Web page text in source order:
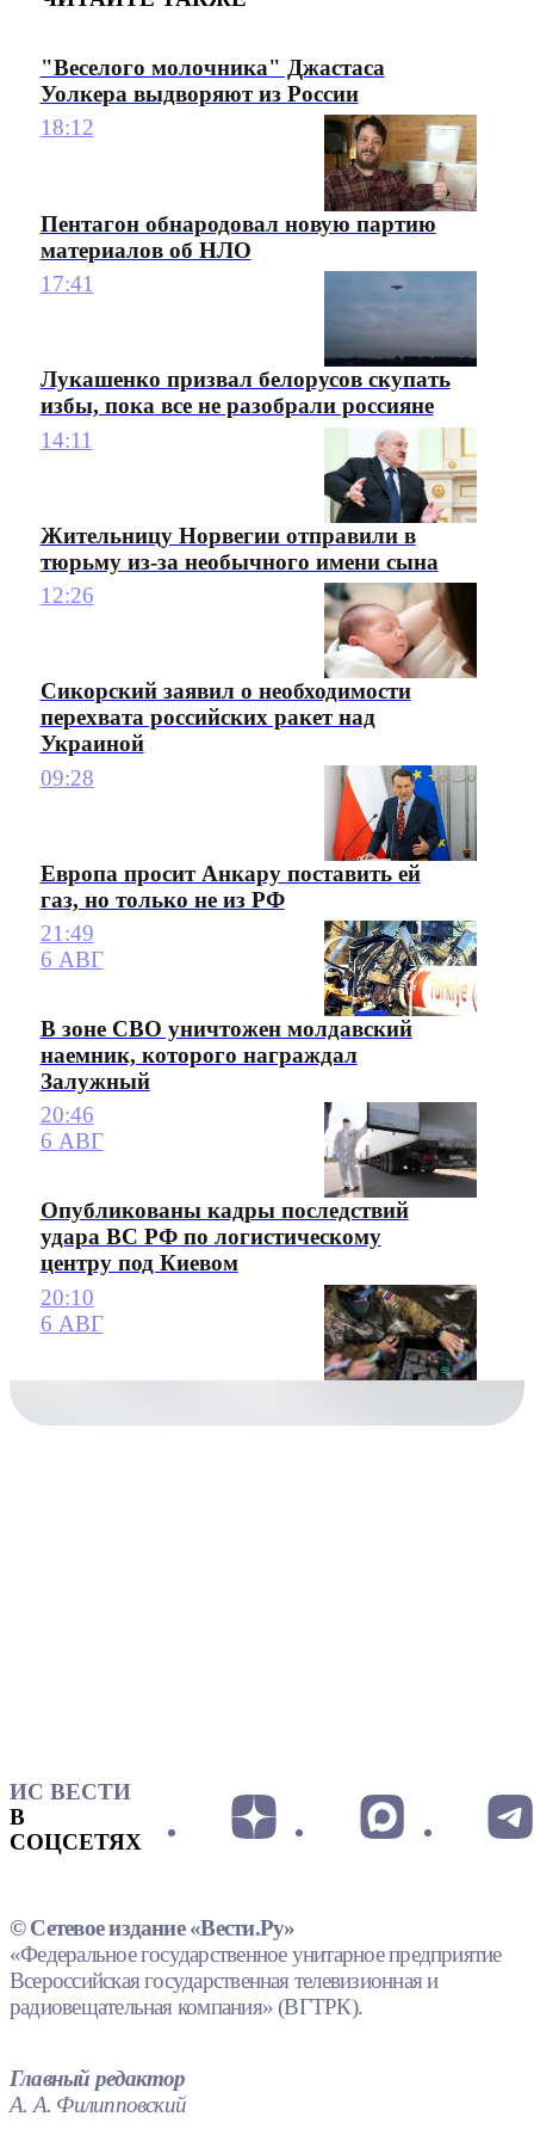
"Веселого молочника" Джастаса
Уолкера выдворяют из России
18:12
Пентагон обнародовал новую партию
материалов об НЛО
17:41
Лукашенко призвал белорусов скупать
избы, пока все не разобрали россияне
14:11
Жительницу Норвегии отправили в
тюрьму из-за необычного имени сына
12:26
Сикорский заявил о необходимости
перехвата российских ракет над
Украиной
09:28
Европа просит Анкару поставить ей
газ, но только не из РФ
21:49
6 АВГ
В зоне СВО уничтожен молдавский
наемник, которого награждал
Залужный
20:46
6 АВГ
Опубликованы кадры последствий
удара ВС РФ по логистическому
центру под Киевом
20:10
6 АВГ
ИС ВЕСТИ
В
СОЦСЕТЯХ
© Сетевое издание «Вести.Ру»
«Федеральное государственное унитарное предприятие
Всероссийская государственная телевизионная и
радиовещательная компания» (ВГТРК).
Главный редактор
А. А. Филипповский